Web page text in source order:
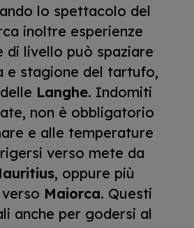
lo spettacolo del
inoltre esperienze
di livello può spaziare
e stagione del tartufo,
Langhe. Indomiti
non è obbligatorio
e alle temperature
verso mete da
, oppure più
Maiorca. Questi
anche per godersi al